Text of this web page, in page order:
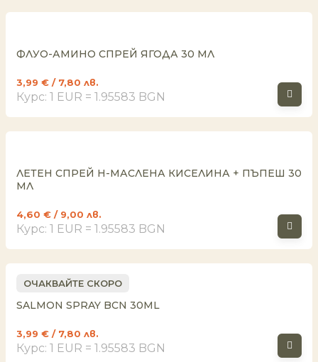
ФЛУО-АМИНО СПРЕЙ ЯГОДА 30 МЛ
3,99 € / 7,80 лв.
Курс: 1 EUR = 1.95583 BGN
ЛЕТЕН СПРЕЙ Н-МАСЛЕНА КИСЕЛИНА + ПЪПЕШ 30
МЛ
4,60 € / 9,00 лв.
Курс: 1 EUR = 1.95583 BGN
ОЧАКВАЙТЕ СКОРО
SALMON SPRAY BCN 30ML
3,99 € / 7,80 лв.
Курс: 1 EUR = 1.95583 BGN